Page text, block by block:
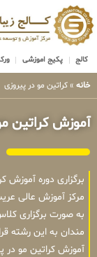
کالج پکیج اموزشی
خانه » کراتین مو در پیروزی
آموزش کراتین
برگزاری دوره
مرکز آموزش عالی
به صورت برگزاری
مندان به این رشته
آموزش کراتین مو در